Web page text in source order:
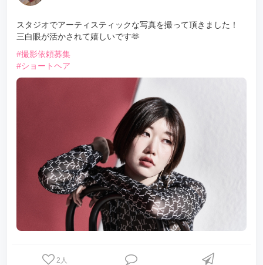
スタジオでアーティスティックな写真を撮って頂きました！
三白眼が活かされて嬉しいです🫶
#撮影依頼募集
#ショートヘア
2 人